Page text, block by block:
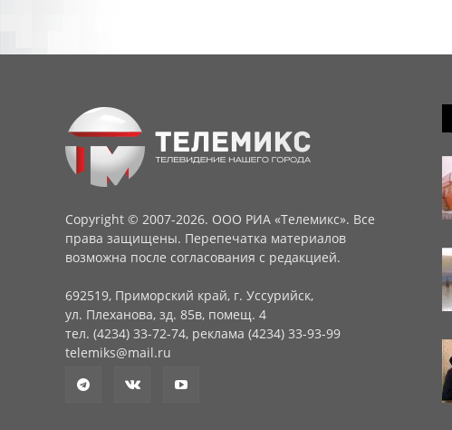
Copyright © 2007-2026. ООО РИА «Телемикс». Все
права защищены. Перепечатка материалов
возможна после согласования с редакцией.
692519, Приморский край, г. Уссурийск,
ул. Плеханова, зд. 85в, помещ. 4
тел. (4234) 33-72-74, реклама (4234) 33-93-99
telemiks@mail.ru